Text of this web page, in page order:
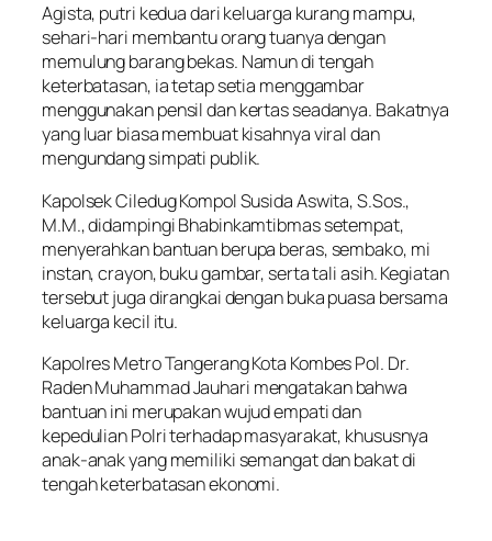
Agista, putri kedua dari keluarga kurang mampu,
sehari-hari membantu orang tuanya dengan
memulung barang bekas. Namun di tengah
keterbatasan, ia tetap setia menggambar
menggunakan pensil dan kertas seadanya. Bakatnya
yang luar biasa membuat kisahnya viral dan
mengundang simpati publik.
Kapolsek Ciledug Kompol Susida Aswita, S.Sos.,
M.M., didampingi Bhabinkamtibmas setempat,
menyerahkan bantuan berupa beras, sembako, mi
instan, crayon, buku gambar, serta tali asih. Kegiatan
tersebut juga dirangkai dengan buka puasa bersama
keluarga kecil itu.
Kapolres Metro Tangerang Kota Kombes Pol. Dr.
Raden Muhammad Jauhari mengatakan bahwa
bantuan ini merupakan wujud empati dan
kepedulian Polri terhadap masyarakat, khususnya
anak-anak yang memiliki semangat dan bakat di
tengah keterbatasan ekonomi.